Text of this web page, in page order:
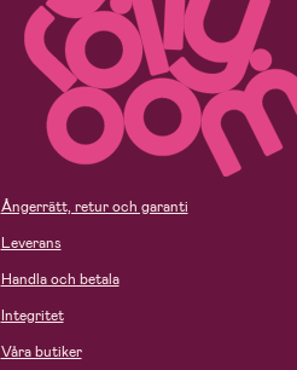
Ångerrätt, retur och garanti
Leverans
Handla och betala
Integritet
Våra butiker